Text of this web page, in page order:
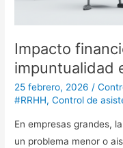
Impacto
impuntualidad
25 febrero, 2026 /
#RRHH,Control de
En empresas grandes,
un problema menor o